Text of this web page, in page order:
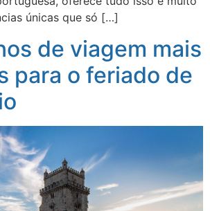
únicas que só […]
de viagem mais
para o feriado de